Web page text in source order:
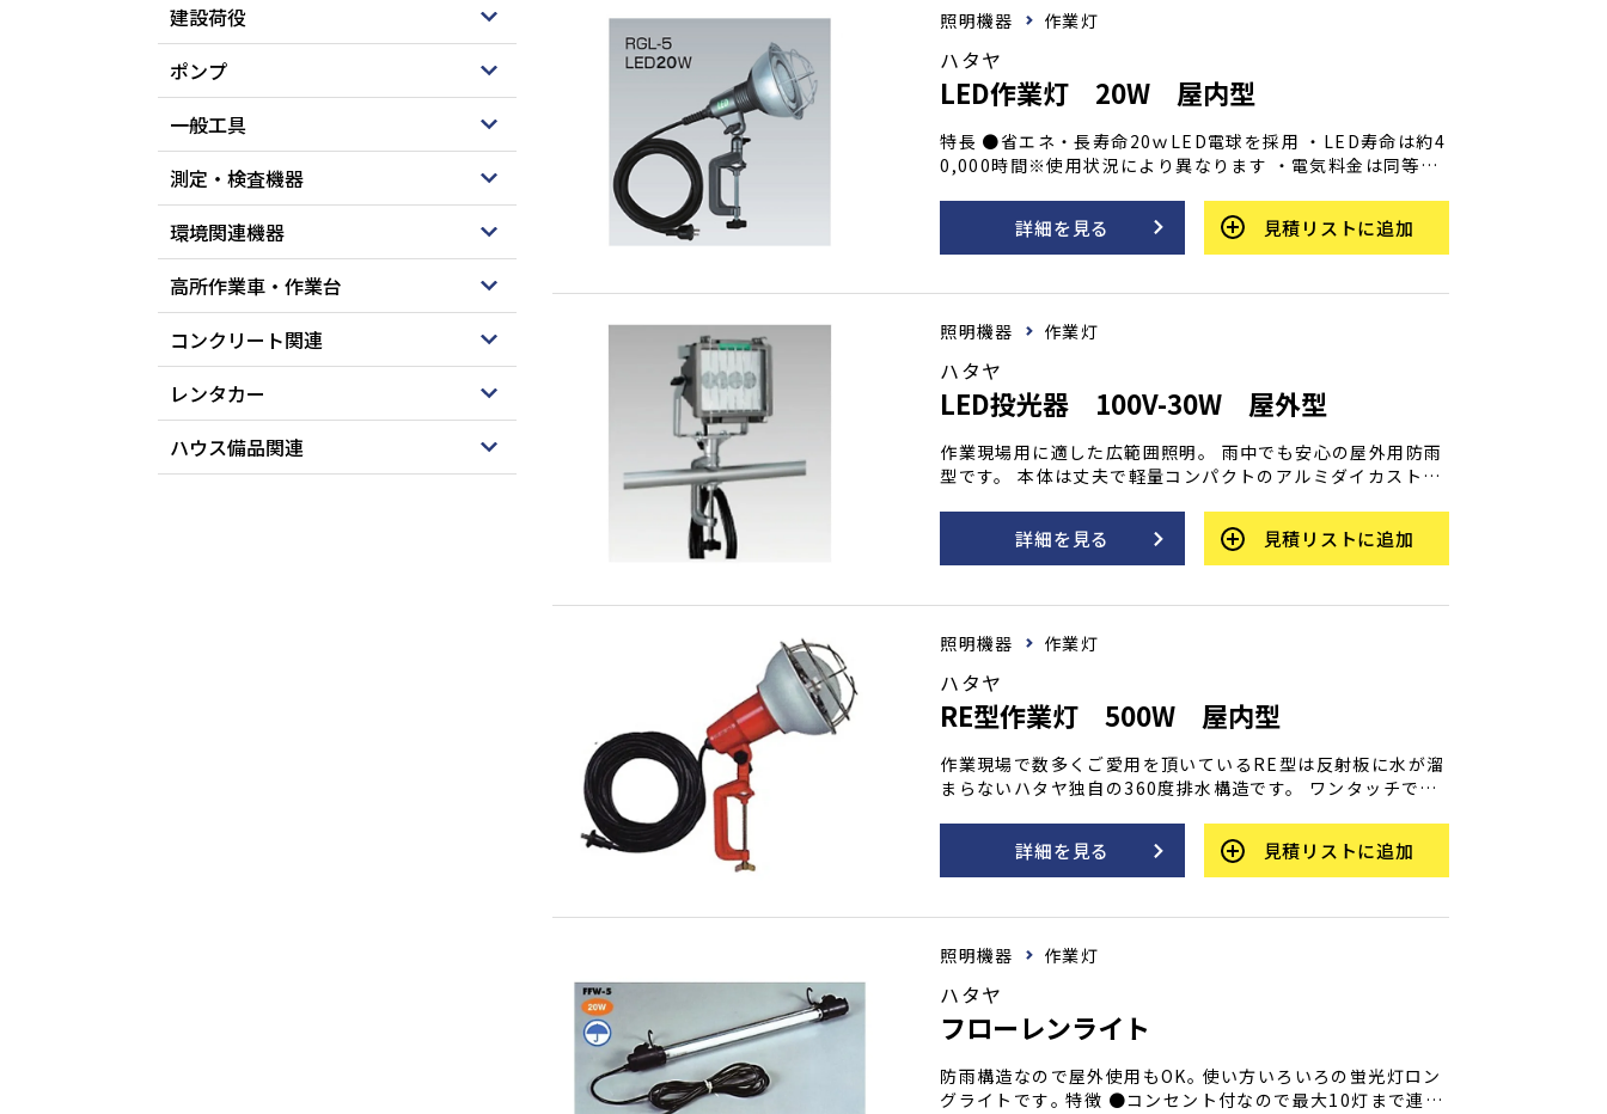
建設荷役
ポンプ
一般工具
測定・検査機器
環境関連機器
高所作業車・作業台
コンクリート関連
レンタカー
ハウス備品関連
照明機器 作業灯
ハタヤ
LED作業灯 20W 屋内型
特長 ●省エネ・長寿命20ｗLED電球を採用 ・LED寿命は約4
0,000時間※使用状況により異なります ・電気料金は同等の
点灯 ・CO2排出量を削減 ・紫外線放射が少ないので、ほとん
ど虫を寄せ付けません ●屋外使用でも安心の防雨型 ●安全性
に優れたアース不要の二重絶縁構造 ●反射カバーは360度排
能なガードネット
詳細を見る 見積リストに追加
照明機器 作業灯
ハタヤ
LED投光器 100V-30W 屋外型
作業現場用に適した広範囲照明。 雨中でも安心の屋外用防雨
型です。 本体は丈夫で軽量コンパクトのアルミダイカストボ
m）。 明るさは約2,400lm（ルーメン）
詳細を見る 見積リストに追加
照明機器 作業灯
ハタヤ
RE型作業灯 500W 屋内型
作業現場で数多くご愛用を頂いているRE型は反射板に水が溜
まらないハタヤ独自の360度排水構造です。 ワンタッチで取
ったりフィットする防水プラグ。 細かい所にも使いやすさを
追求した作業灯です。
詳細を見る 見積リストに追加
照明機器 作業灯
ハタヤ
フローレンライト
防雨構造なので屋外使用もOK｡ 使い方いろいろの蛍光灯ロン
グライトです｡ 特徴 ●コンセント付なので最大10灯まで連結